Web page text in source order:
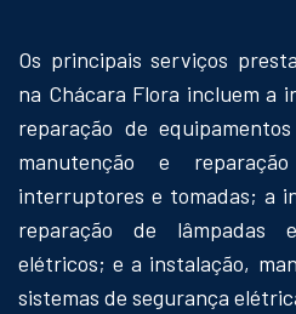
Os principais serviços
na Chácara Flora incluem a
reparação de
manutenção e
interruptores e tomadas; a
reparação de lâmpadas
elétricos; e a instalação,
sistemas de segurança